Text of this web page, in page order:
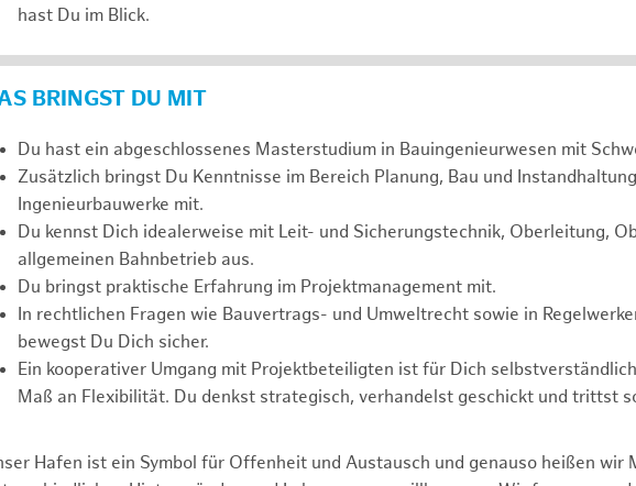
hast Du im Blick.
BRINGST DU MIT
Du hast ein abgeschlossenes Masterstudium in Bauingenieurwesen mit
Zusätzlich bringst Du Kenntnisse im Bereich Planung, Bau und
Ingenieurbauwerke mit.
Du kennst Dich idealerweise mit Leit- und Sicherungstechnik, Oberleitung,
allgemeinen Bahnbetrieb aus.
Du bringst praktische Erfahrung im Projektmanagement mit.
In rechtlichen Fragen wie Bauvertrags- und Umweltrecht sowie in
bewegst Du Dich sicher.
Ein kooperativer Umgang mit Projektbeteiligten ist für Dich
Maß an Flexibilität. Du denkst strategisch, verhandelst geschickt und trittst
Hafen ist ein Symbol für Offenheit und Austausch und genauso heißen wir